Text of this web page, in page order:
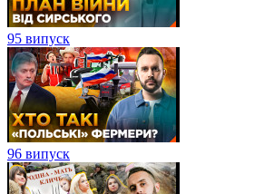
95 випуск
96 випуск